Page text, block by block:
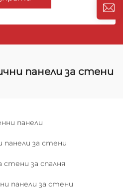
панели за стени
панели
панели за стени
стени за спалня
панели за стени